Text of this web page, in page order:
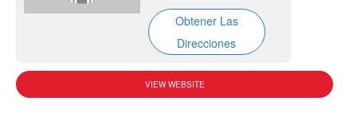
Obtener Las
Direcciones
VIEW WEBSITE